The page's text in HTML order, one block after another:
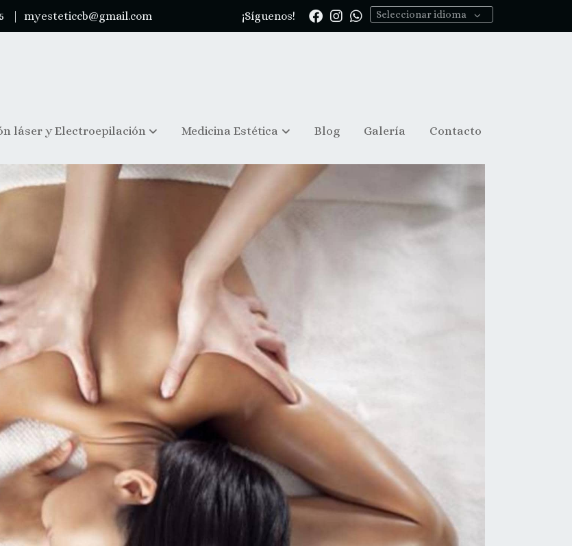
| myesteticcb@gmail.com ¡Síguenos! Seleccionar idioma
láser y Electroepilación Medicina Estética Blog Galería Contacto